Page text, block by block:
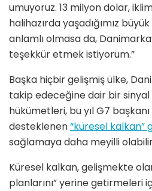
umuyoruz. 13 milyon dolar,
halihazırda yaşadığımız büyük
anlamlı olmasa da,
teşekkür etmek istiyorum.”
Başka hiçbir gelişmiş ülke,
takip edeceğine dair bir
hükümetleri, bu yıl G7
desteklenen“küresel kalkan”
sağlamaya daha meyilli
Küresel kalkan, gelişmekte
planlarını” yerine getirmeleri